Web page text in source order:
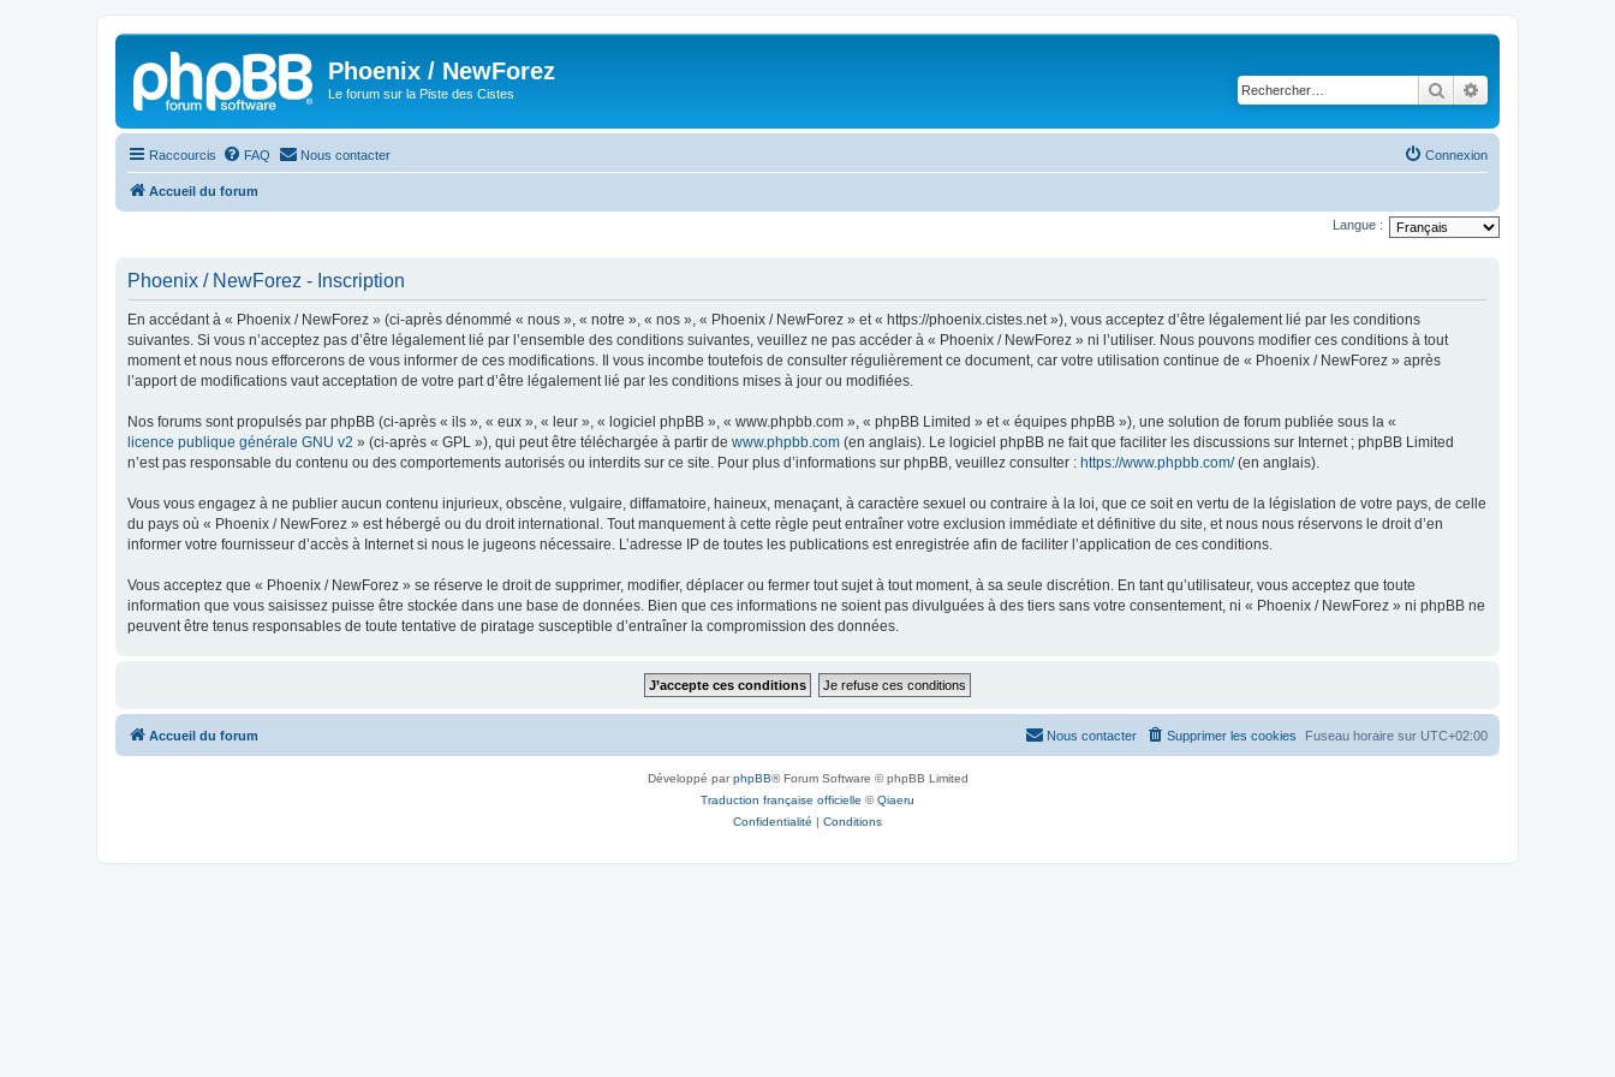
Phoenix / NewForez
Le forum sur la Piste des Cistes Rechercher
Raccourcis FAQ Nous contacter Connexion
Accueil du forum
Langue :
Phoenix / NewForez - Inscription
En accédant à « Phoenix / NewForez » (ci-après dénommé « nous », « notre », « nos », « Phoenix / NewForez » et « https://phoenix.cistes.net »), vous acceptez d’être légalement lié par les conditions
suivantes. Si vous n’acceptez pas d’être légalement lié par l’ensemble des conditions suivantes, veuillez ne pas accéder à « Phoenix / NewForez » ni l’utiliser. Nous pouvons modifier ces conditions à tout
moment et nous nous efforcerons de vous informer de ces modifications. Il vous incombe toutefois de consulter régulièrement ce document, car votre utilisation continue de « Phoenix / NewForez » après
l’apport de modifications vaut acceptation de votre part d’être légalement lié par les conditions mises à jour ou modifiées.
Nos forums sont propulsés par phpBB (ci-après « ils », « eux », « leur », « logiciel phpBB », « www.phpbb.com », « phpBB Limited » et « équipes phpBB »), une solution de forum publiée sous la «
licence publique générale GNU v2 » (ci-après « GPL »), qui peut être téléchargée à partir de www.phpbb.com (en anglais). Le logiciel phpBB ne fait que faciliter les discussions sur Internet ; phpBB Limited
n’est pas responsable du contenu ou des comportements autorisés ou interdits sur ce site. Pour plus d’informations sur phpBB, veuillez consulter : https://www.phpbb.com/(en anglais).
Vous vous engagez à ne publier aucun contenu injurieux, obscène, vulgaire, diffamatoire, haineux, menaçant, à caractère sexuel ou contraire à la loi, que ce soit en vertu de la législation de votre pays, de celle
du pays où « Phoenix / NewForez » est hébergé ou du droit international. Tout manquement à cette règle peut entraîner votre exclusion immédiate et définitive du site, et nous nous réservons le droit d’en
informer votre fournisseur d’accès à Internet si nous le jugeons nécessaire. L’adresse IP de toutes les publications est enregistrée afin de faciliter l’application de ces conditions.
Vous acceptez que « Phoenix / NewForez » se réserve le droit de supprimer, modifier, déplacer ou fermer tout sujet à tout moment, à sa seule discrétion. En tant qu’utilisateur, vous acceptez que toute
information que vous saisissez puisse être stockée dans une base de données. Bien que ces informations ne soient pas divulguées à des tiers sans votre consentement, ni « Phoenix / NewForez » ni phpBB ne
peuvent être tenus responsables de toute tentative de piratage susceptible d’entraîner la compromission des données.
Accueil du forum Fuseau horaire sur UTC+02:00
Supprimer les cookies
Nous contacter
Développé parphpBB® Forum Software © phpBB Limited
Traduction française officielle ©Qiaeru
Confidentialité | Conditions